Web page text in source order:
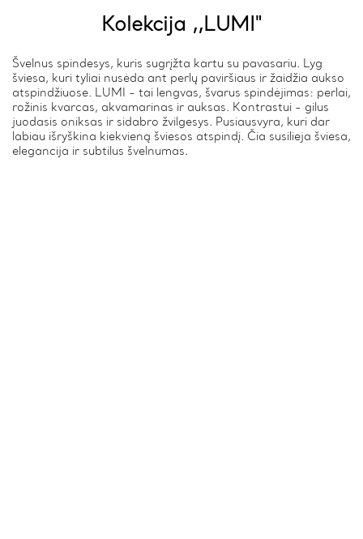
Kolekcija ,,LUMI"
Švelnus spindesys, kuris sugrįžta kartu su pavasariu. Lyg
šviesa, kuri tyliai nusėda ant perlų paviršiaus ir žaidžia aukso
atspindžiuose. LUMI - tai lengvas, švarus spindėjimas: perlai,
rožinis kvarcas, akvamarinas ir auksas. Kontrastui - gilus
juodasis oniksas ir sidabro žvilgesys. Pusiausvyra, kuri dar
labiau išryškina kiekvieną šviesos atspindį. Čia susilieja šviesa,
elegancija ir subtilus švelnumas.